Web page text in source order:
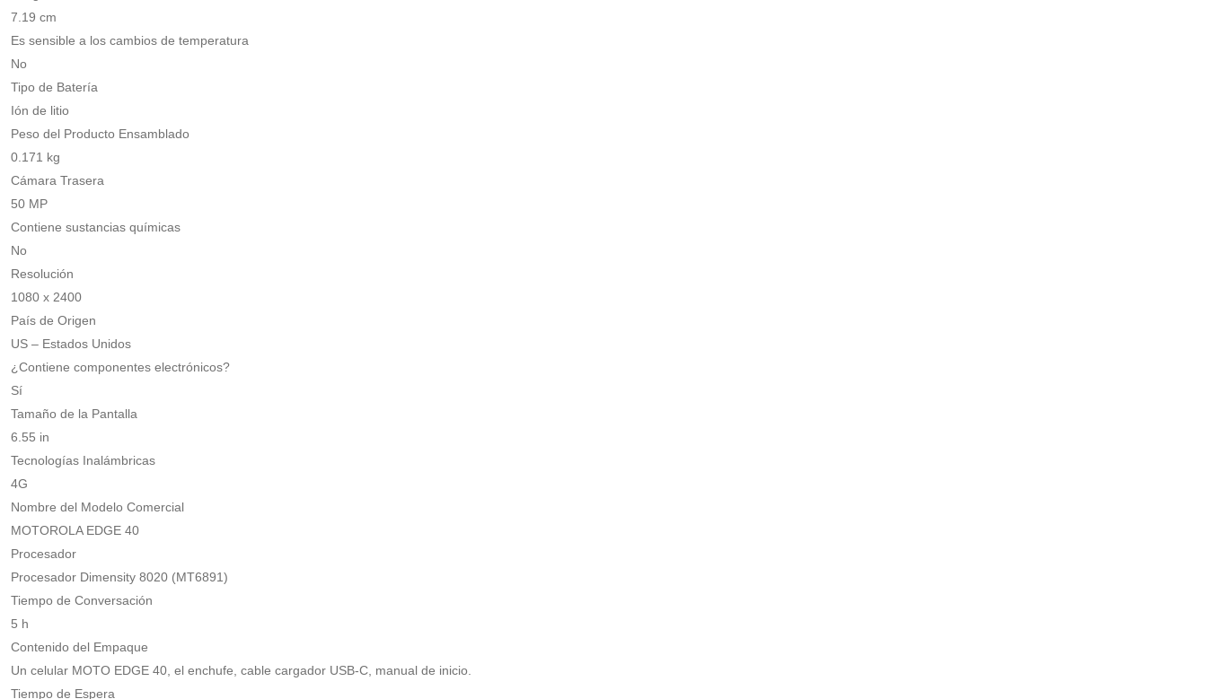
7.19 cm
Es sensible a los cambios de temperatura
No
Tipo de Batería
Ión de litio
Peso del Producto Ensamblado
0.171 kg
Cámara Trasera
50 MP
Contiene sustancias químicas
No
Resolución
1080 x 2400
País de Origen
US – Estados Unidos
¿Contiene componentes electrónicos?
Sí
Tamaño de la Pantalla
6.55 in
Tecnologías Inalámbricas
4G
Nombre del Modelo Comercial
MOTOROLA EDGE 40
Procesador
Procesador Dimensity 8020 (MT6891)
Tiempo de Conversación
5 h
Contenido del Empaque
Un celular MOTO EDGE 40, el enchufe, cable cargador USB-C, manual de inicio.
Tiempo de Espera